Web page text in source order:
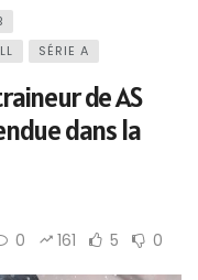
SÉRIE A
de AS
dans la
0 161 5 0